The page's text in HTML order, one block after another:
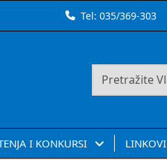
Tel:035/369-303
I KONKURSI LINKOVI